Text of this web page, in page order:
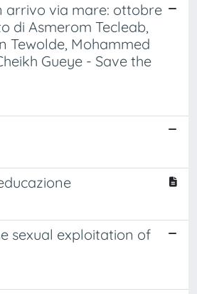
arrivo via mare: ottobre
di Asmerom Tecleab,
Tewolde, Mohammed
Gueye - Save the
sexual exploitation of